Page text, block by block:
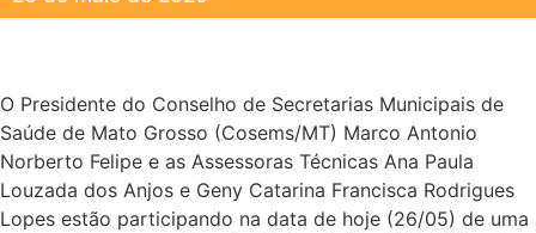
O Presidente do Conselho de Secretarias Municipais de
Saúde de Mato Grosso (Cosems/MT) Marco Antonio
Norberto Felipe e as Assessoras Técnicas Ana Paula
Louzada dos Anjos e Geny Catarina Francisca Rodrigues
Lopes estão participando na data de hoje (26/05) de uma